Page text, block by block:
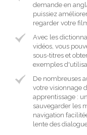
demande en
puissiez
regarder votre
Avec les
vidéos, vous
sous-titres et
exemples
De nombreuses
votre visionnage
apprentissage :
sauvegarder les
navigation
lente des